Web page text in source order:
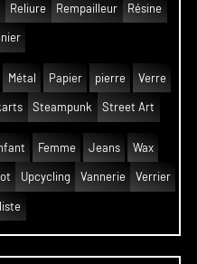
Reliure Rempailleur Résine
Métal Papier pierre Verre
Steampunk Street Art
Femme Jeans Wax
Upcycling Vannerie Verrier